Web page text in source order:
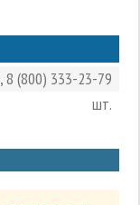
,8 (800) 333-23-79
шт.